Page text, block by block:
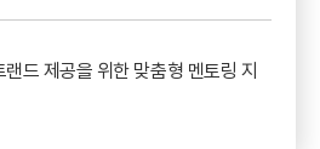
드 제공을 위한 맞춤형 멘토링 지